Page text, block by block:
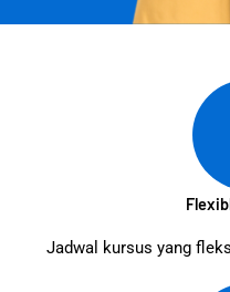
Jadwal kursus yang